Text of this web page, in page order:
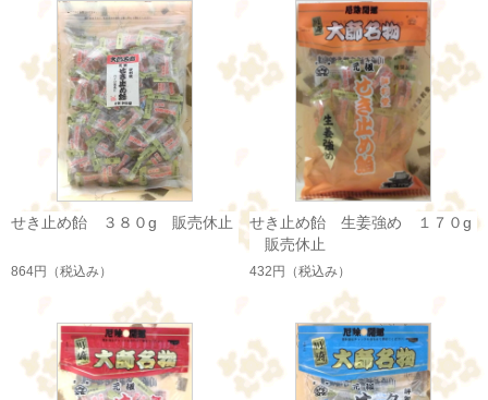
せき止め飴 ３８０g 販売休止
864円 （税込み）
せき止め飴 生姜強め １７０g
販売休止
432円 （税込み）